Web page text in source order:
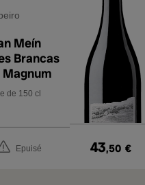
Meín
Brancas
de 150 cl
Epuisé 43,50 €